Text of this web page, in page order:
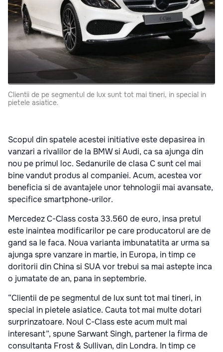
Clientii de pe segmentul de lux sunt tot mai tineri, in special in
pietele asiatice.
Scopul din spatele acestei initiative este depasirea in
vanzari a rivalilor de la BMW si Audi, ca sa ajunga din
nou pe primul loc. Sedanurile de clasa C sunt cel mai
bine vandut produs al companiei. Acum, acestea vor
beneficia si de avantajele unor tehnologii mai avansate,
specifice smartphone-urilor.
Mercedez C-Class costa 33.560 de euro, insa pretul
este inaintea modificarilor pe care producatorul are de
gand sa le faca. Noua varianta imbunatatita ar urma sa
ajunga spre vanzare in martie, in Europa, in timp ce
doritorii din China si SUA vor trebui sa mai astepte inca
o jumatate de an, pana in septembrie.
“Clientii de pe segmentul de lux sunt tot mai tineri, in
special in pietele asiatice. Cauta tot mai multe dotari
surprinzatoare. Noul C-Class este acum mult mai
interesant”, spune Sarwant Singh, partener la firma de
consultanta Frost & Sullivan, din Londra. In timp ce